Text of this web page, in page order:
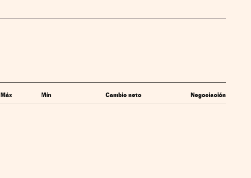
Máx Mín Cambio neto Negociación